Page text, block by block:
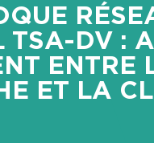
TSA-DV :
ENTRE
ET LA